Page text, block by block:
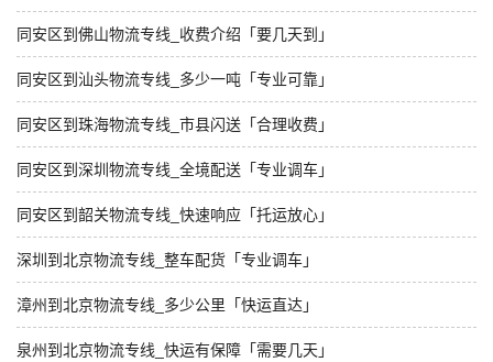
同安区到佛山物流专线_收费介绍「要几天到」
同安区到汕头物流专线_多少一吨「专业可靠」
同安区到珠海物流专线_市县闪送「合理收费」
同安区到深圳物流专线_全境配送「专业调车」
同安区到韶关物流专线_快速响应「托运放心」
深圳到北京物流专线_整车配货「专业调车」
漳州到北京物流专线_多少公里「快运直达」
泉州到北京物流专线_快运有保障「需要几天」